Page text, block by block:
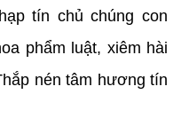
tín chủ chúng con
phẩm luật, xiêm hài
nén tâm hương tín